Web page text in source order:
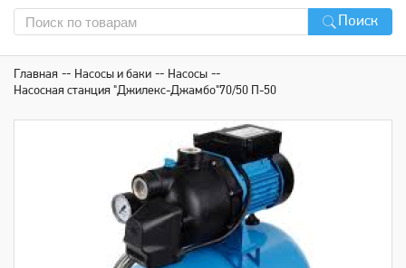
Поиск
Главная Насосы и баки
Насосы
Насосная станция "Джилекс-Джамбо"70/50 П-50